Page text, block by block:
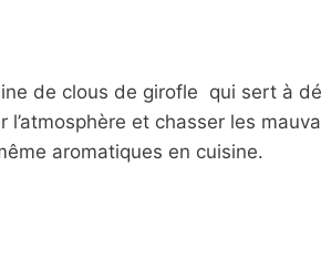
de clous de girofle qui sert à
et chasser les
aromatiques en cuisine.